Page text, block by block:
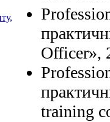
Officer»,
training